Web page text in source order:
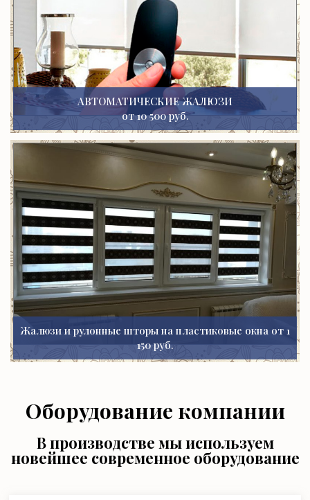
АВТОМАТИЧЕСКИЕ ЖАЛЮЗИ
от 10 500 руб.
Жалюзи и рулонные шторы на пластиковые окна от 1
150 руб.
Оборудование компании
В производстве мы используем
новейшее современное оборудование